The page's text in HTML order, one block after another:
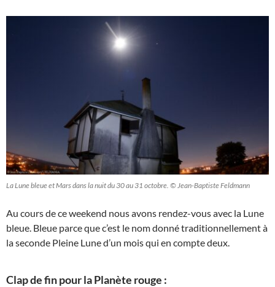
La Lune bleue et Mars dans la nuit du 30 au 31 octobre. © Jean-Baptiste Feldmann
Au cours de ce weekend nous avons rendez-vous avec la Lune
bleue. Bleue parce que c’est le nom donné traditionnellement à
la seconde Pleine Lune d’un mois qui en compte deux.
Clap de fin pour la Planète rouge :